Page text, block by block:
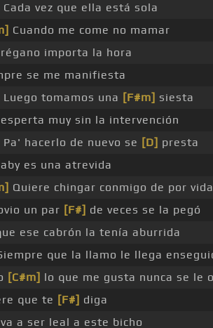
Cada vez que ella está sola
Cuando me come no mamar
importa la hora
se me manifiesta
Luego tomamos una [F#m] siesta
muy sin la intervención
Pa' hacerlo de nuevo se [D] presta
es una atrevida
Quiere chingar conmigo de por vida
un par [F#] de veces se la pegó
ese cabrón la tenía aburrida
que la llamo le llega
[C#m] lo que me gusta nunca se le
que te [F#] diga
a ser leal a este bicho